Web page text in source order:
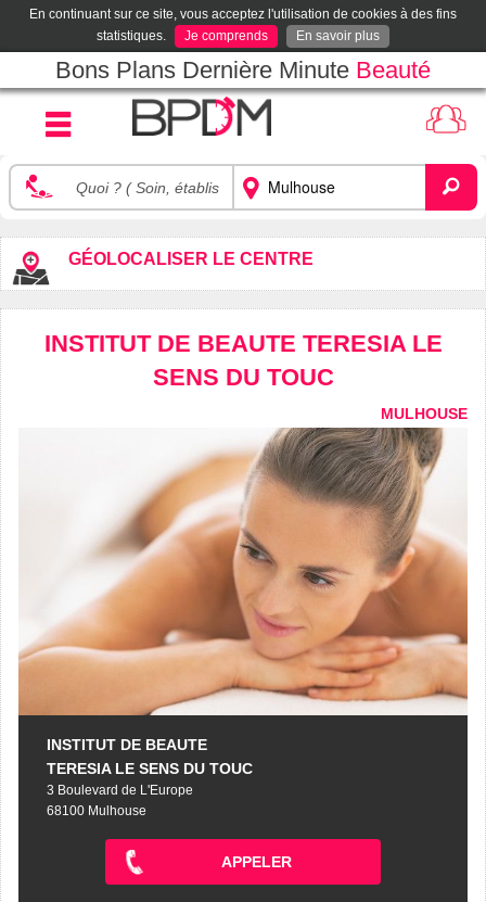
En continuant sur ce site, vous acceptez l'utilisation de cookies à des fins
statistiques.
Je comprends En savoir plus
Bons Plans Dernière Minute Beauté
GÉOLOCALISER LE CENTRE
INSTITUT DE BEAUTE TERESIA LE
SENS DU TOUC
MULHOUSE
INSTITUT DE BEAUTE
TERESIA LE SENS DU TOUC
3 Boulevard de L'Europe
68100 Mulhouse
APPELER